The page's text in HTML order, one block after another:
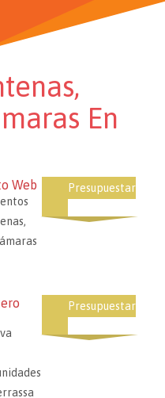
En
Web Presupuestar
Presupuestar